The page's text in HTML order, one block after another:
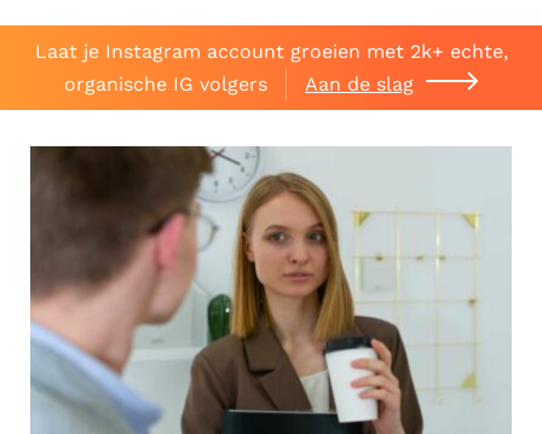
Laat je Instagram account groeien met 2k+ echte,
organische IG volgers
Aan de slag